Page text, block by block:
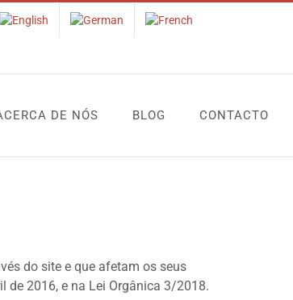
DE NÓS BLOG CONTACTO
do site e que afetam os seus
de 2016, e na Lei Orgânica 3/2018.